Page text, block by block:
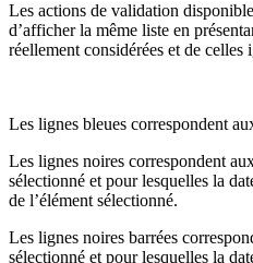
Les actions de validation
d’afficher la même liste en
réellement considérées et de celles
Les lignes bleues correspondent
Les lignes noires correspondent
sélectionné et pour lesquelles la
de l’élément sélectionné.
Les lignes noires barrées
sélectionné et pour lesquelles la